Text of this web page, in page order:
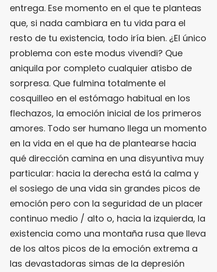
entrega. Ese momento en el que te planteas
que, si nada cambiara en tu vida para el
resto de tu existencia, todo iría bien. ¿El único
problema con este modus vivendi? Que
aniquila por completo cualquier atisbo de
sorpresa. Que fulmina totalmente el
cosquilleo en el estómago habitual en los
flechazos, la emoción inicial de los primeros
amores. Todo ser humano llega un momento
en la vida en el que ha de plantearse hacia
qué dirección camina en una disyuntiva muy
particular: hacia la derecha está la calma y
el sosiego de una vida sin grandes picos de
emoción pero con la seguridad de un placer
continuo medio / alto o, hacia la izquierda, la
existencia como una montaña rusa que lleva
de los altos picos de la emoción extrema a
las devastadoras simas de la depresión